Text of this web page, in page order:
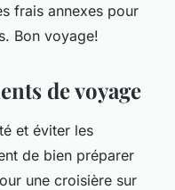
frais annexes pour
Bon voyage!
de voyage
et éviter les
de bien préparer
une croisière sur